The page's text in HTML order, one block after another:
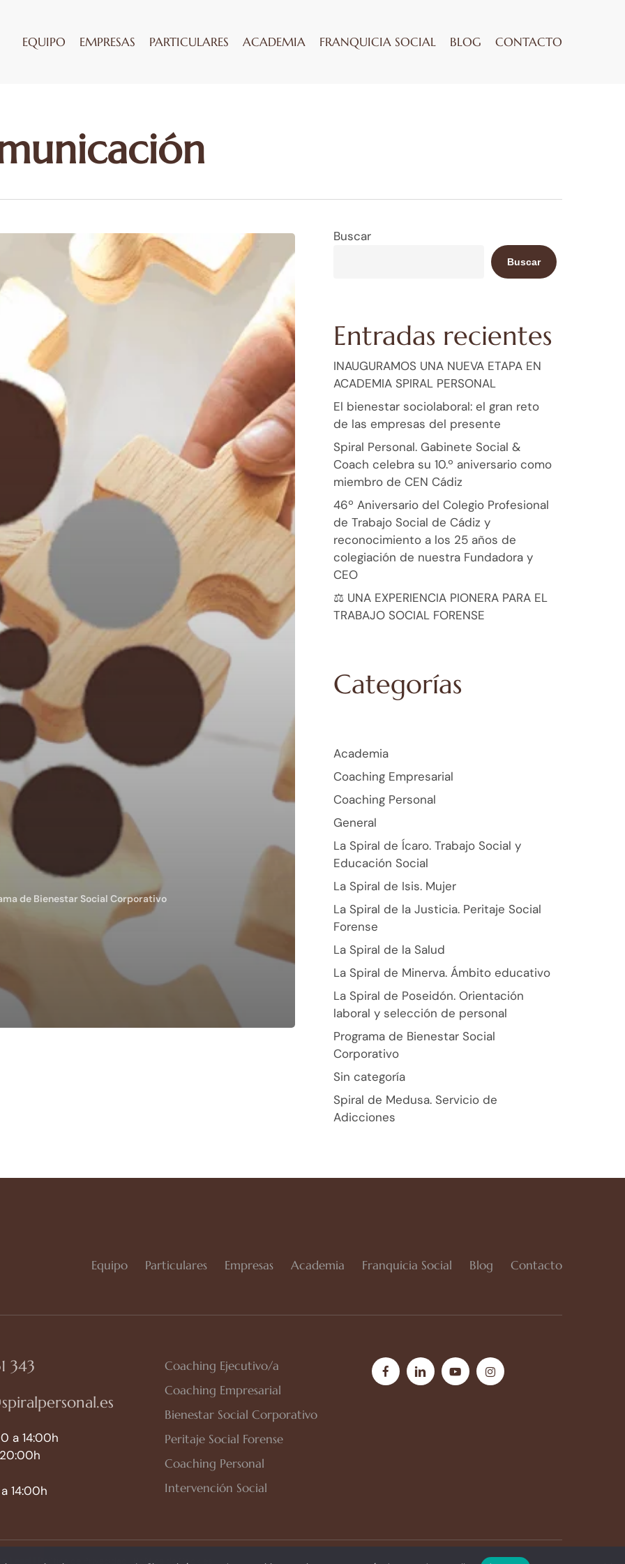
EQUIPO EMPRESAS PARTICULARES ACADEMIA FRANQUICIA SOCIAL BLOG CONTACTO
de Bienestar Social Corporativo
Buscar
Buscar
Entradas recientes
INAUGURAMOS UNA NUEVA ETAPA EN
ACADEMIA SPIRAL PERSONAL
El bienestar sociolaboral: el gran reto
de las empresas del presente
Spiral Personal. Gabinete Social &
Coach celebra su 10.º aniversario como
miembro de CEN Cádiz
46º Aniversario del Colegio Profesional
de Trabajo Social de Cádiz y
reconocimiento a los 25 años de
colegiación de nuestra Fundadora y
CEO
⚖️ UNA EXPERIENCIA PIONERA PARA EL
TRABAJO SOCIAL FORENSE
Categorías
Academia
Coaching Empresarial
Coaching Personal
General
La Spiral de Ícaro. Trabajo Social y
Educación Social
La Spiral de Isis. Mujer
La Spiral de la Justicia. Peritaje Social
Forense
La Spiral de la Salud
La Spiral de Minerva. Ámbito educativo
La Spiral de Poseidón. Orientación
laboral y selección de personal
Programa de Bienestar Social
Corporativo
Sin categoría
Spiral de Medusa. Servicio de
Adicciones
Equipo Particulares Empresas Academia Franquicia Social Blog Contacto
343
a 14:00h
14:00h
Coaching Ejecutivo/a
Coaching Empresarial
Bienestar Social Corporativo
Peritaje Social Forense
Coaching Personal
Intervención Social
facebooklinkedinyoutubeinstagram
Legal Política de Privacidad Política de Cookies